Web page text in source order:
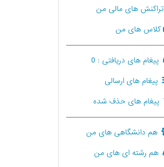
تراکنش های مالی من
کلاس های من
پیغام های دریافتی : 0
پیغام های ارسالی
پیغام های حذف شده
هم دانشگاهی های من
هم رشته ای های من